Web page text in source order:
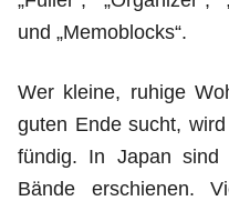
und „Memoblocks“.
Wer kleine, ruhige
guten Ende sucht,
fündig. In Japan
Bände erschienen.